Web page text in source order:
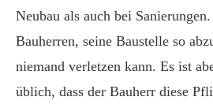
Neubau als auch bei
Bauherren, seine Baustelle so
niemand verletzen kann. Es ist
üblich, dass der Bauherr diese